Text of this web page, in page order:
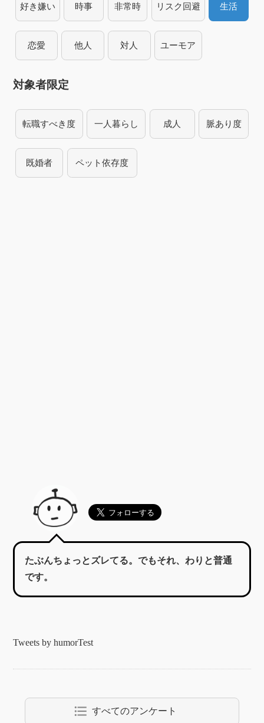
好き嫌い 時事 非常時 リスク回避 生活
恋愛 他人 対人 ユーモア
対象者限定
転職すべき度 一人暮らし 成人 脈あり度
既婚者 ペット依存度
たぶんちょっとズレてる。でもそれ、わりと普通
です。
Tweets by humorTest
format_list_bulleted すべてのアンケート